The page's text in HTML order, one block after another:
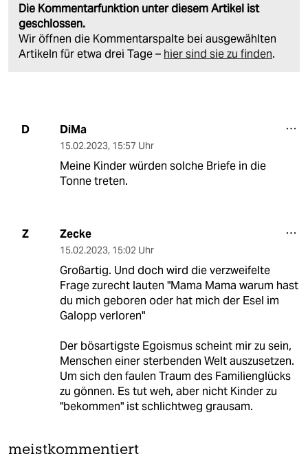
Die Kommentarfunktion unter diesem Artikel ist
geschlossen.
Wir öffnen die Kommentarspalte bei ausgewählten
Artikeln für etwa drei Tage – hier sind sie zu finden.
D DiMa
15.02.2023, 15:57 Uhr
Meine Kinder würden solche Briefe in die
Tonne treten.
Z Zecke
15.02.2023, 15:02 Uhr
Großartig. Und doch wird die verzweifelte
Frage zurecht lauten "Mama Mama warum hast
du mich geboren oder hat mich der Esel im
Galopp verloren"
Der bösartigste Egoismus scheint mir zu sein,
Menschen einer sterbenden Welt auszusetzen.
Um sich den faulen Traum des Familienglücks
zu gönnen. Es tut weh, aber nicht Kinder zu
"bekommen" ist schlichtweg grausam.
meistkommentiert